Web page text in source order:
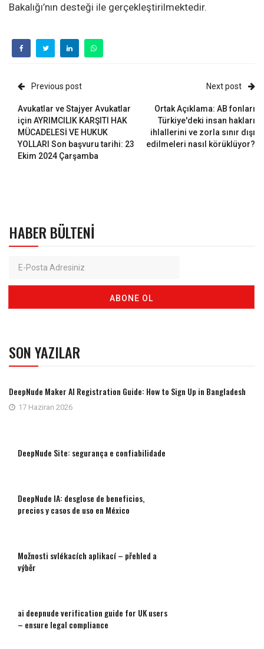
Bakalığı’nın desteği ile gerçekleştirilmektedir.
Previous post
Avukatlar ve Stajyer Avukatlar
için AYRIMCILIK KARŞITI HAK
MÜCADELESİ VE HUKUK
YOLLARI Son başvuru tarihi: 23
Ekim 2024 Çarşamba
Next post
Ortak Açıklama: AB fonları
Türkiye'deki insan hakları
ihlallerini ve zorla sınır dışı
edilmeleri nasıl körüklüyor?
HABER BÜLTENI
SON YAZILAR
DeepNude Maker AI Registration Guide: How to Sign Up in Bangladesh
17 Haziran 2026
DeepNude Site: segurança e confiabilidade
DeepNude IA: desglose de beneficios,
precios y casos de uso en México
Možnosti svlékacích aplikací – přehled a
výběr
ai deepnude verification guide for UK users
– ensure legal compliance